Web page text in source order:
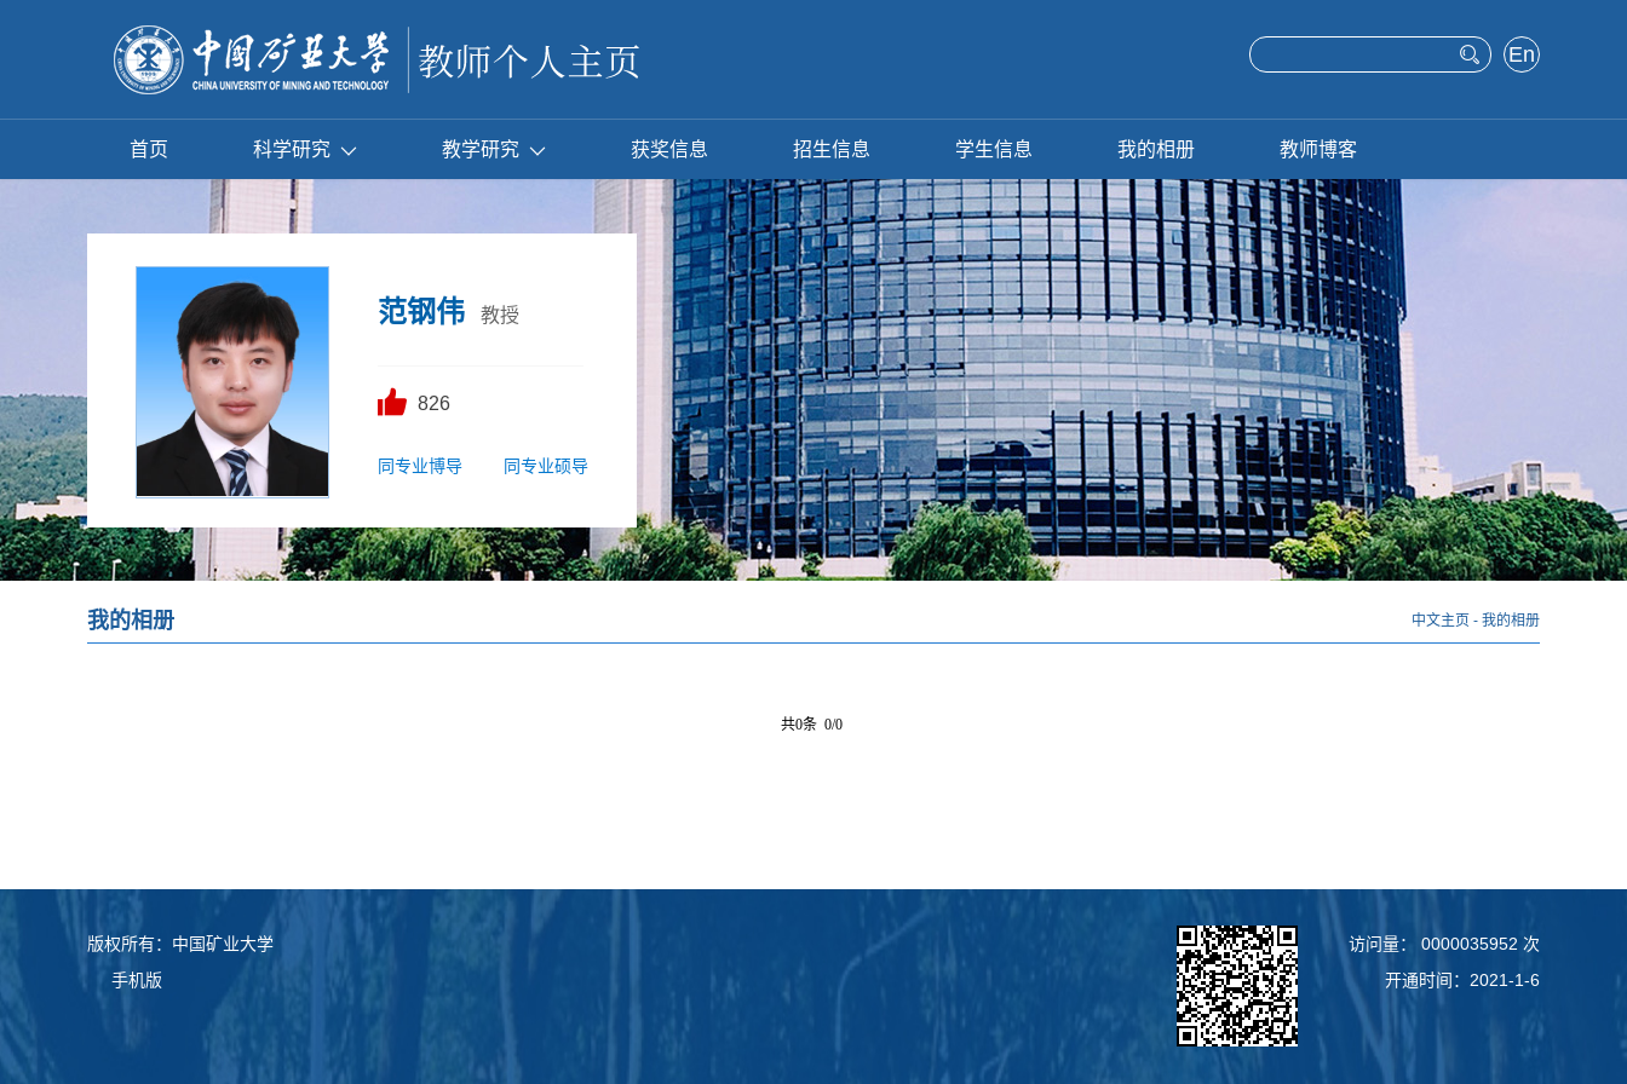
En
h
首页 科学研究 教学研究 获奖信息 招生信息 学生信息 我的相册 教师博客
范钢伟 教授
826
同专业博导 同专业硕导
我的相册 中文主页 - 我的相册
共0条 0/0
版权所有：中国矿业大学
手机版
访问量： 0000035952 次
开通时间： 2021-1-6